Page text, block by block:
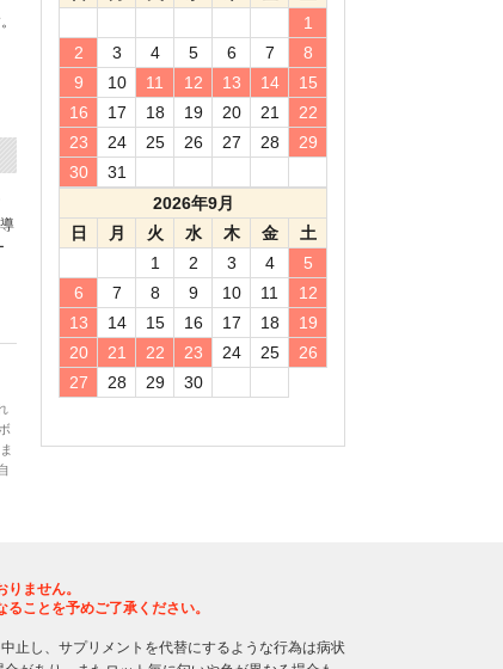
1
2
3 4 5 6 7
8
9
10 11 12 13 14
15
16
17 18 19 20 21
22
23
24 25 26 27 28
29
30
31
2026年9月
日
月 火 水 木 金
土
1
2 3 4
5
6
7 8 9 10 11
12
13
14 15 16 17 18
19
20
21 22 23 24 25
26
27
28 29 30
ません。
ことを予めご了承ください。
止し、サプリメントを代替にするような行為は病状